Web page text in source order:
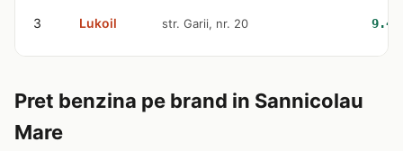
3 Lukoil str. Garii, nr. 20
Pret benzina pe brand in Sannicolau
Mare